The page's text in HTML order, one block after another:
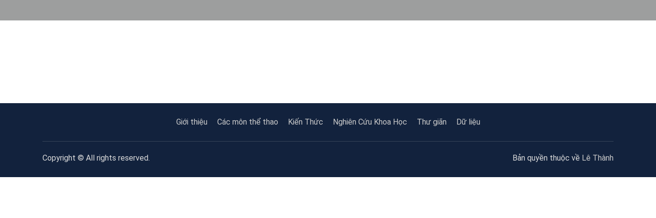
Giới thiệu Các môn thể thao Kiến Thức Nghiên Cứu Khoa Học Thư giãn Dữ liệu
Copyright © All rights reserved. Bản quyền thuộc về Lê Thành